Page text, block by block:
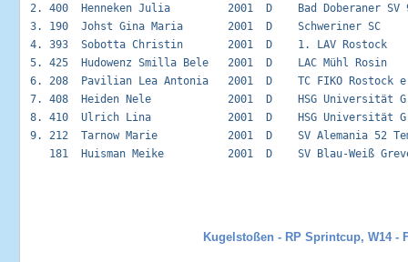
2. 400  Henneken Julia         2001  D    Bad
3. 190  Johst Gina Maria       2001  D    Schweriner
4. 393  Sobotta Christin       2001  D    1. LAV
5. 425  Hudowenz Smilla Bele   2001  D    LAC Mühl
6. 208  Pavilian Lea Antonia   2001  D    TC FIKO
7. 408  Heiden Nele            2001  D    HSG
8. 410  Ulrich Lina            2001  D    HSG
9. 212  Tarnow Marie           2001  D    SV Alemania
181  Huisman Meike          2001  D    SV Blau-
Kugelstoßen - RP Sprintcup, W14 -